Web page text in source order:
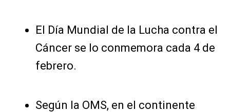
El Día Mundial de la Lucha contra el
Cáncer se lo conmemora cada 4 de
febrero.
Según la OMS, en el continente